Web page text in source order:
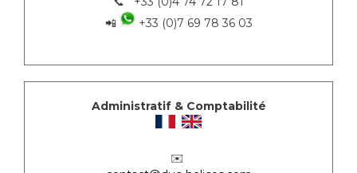
📲
+33 (0)7 69 78 36 03
Administratif & Comptabilité
✉️